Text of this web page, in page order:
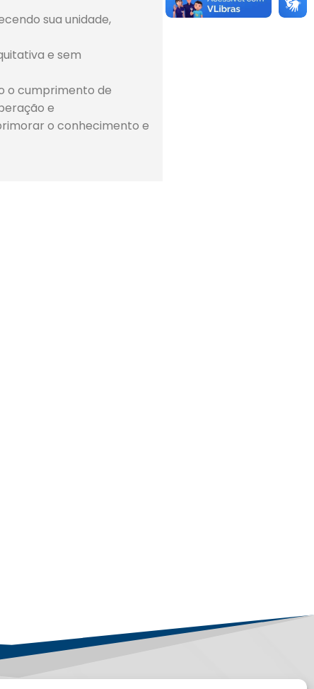
sua unidade,
e sem
o cumprimento de
e
o conhecimento e